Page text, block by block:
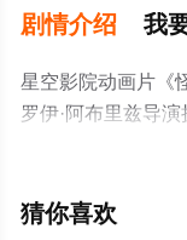
剧情介绍 我
星空影院动画片《
罗伊·阿布里兹导
图罗·阿布里兹
等演员精彩演绎的
猜你喜欢